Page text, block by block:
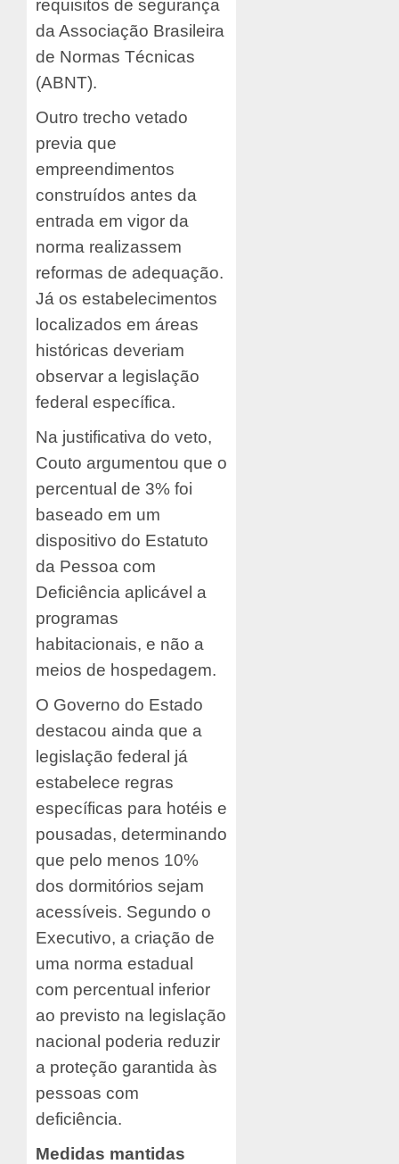
requisitos de segurança
da Associação Brasileira
de Normas Técnicas
(ABNT).
Outro trecho vetado
previa que
empreendimentos
construídos antes da
entrada em vigor da
norma realizassem
reformas de adequação.
Já os estabelecimentos
localizados em áreas
históricas deveriam
observar a legislação
federal específica.
Na justificativa do veto,
Couto argumentou que o
percentual de 3% foi
baseado em um
dispositivo do Estatuto
da Pessoa com
Deficiência aplicável a
programas
habitacionais, e não a
meios de hospedagem.
O Governo do Estado
destacou ainda que a
legislação federal já
estabelece regras
específicas para hotéis e
pousadas, determinando
que pelo menos 10%
dos dormitórios sejam
acessíveis. Segundo o
Executivo, a criação de
uma norma estadual
com percentual inferior
ao previsto na legislação
nacional poderia reduzir
a proteção garantida às
pessoas com
deficiência.
Medidas mantidas